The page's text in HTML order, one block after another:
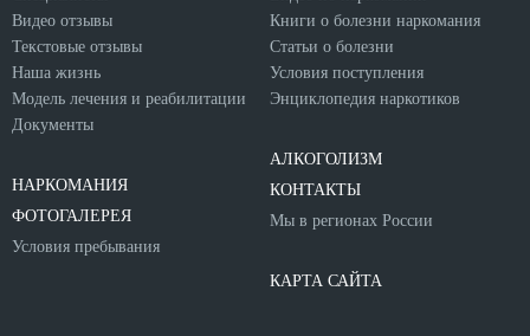
Видео отзывы
Текстовые отзывы
Наша жизнь
Модель лечения и реабилитации
Документы
НАРКОМАНИЯ
ФОТОГАЛЕРЕЯ
Условия пребывания
Книги о болезни наркомания
Статьи о болезни
Условия поступления
Энциклопедия наркотиков
АЛКОГОЛИЗМ
КОНТАКТЫ
Мы в регионах России
КАРТА САЙТА